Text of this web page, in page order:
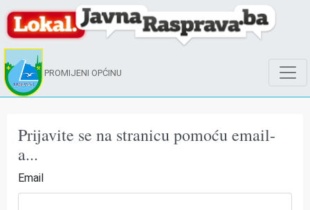
PROMIJENI OPĆINU
Prijavite se na stranicu pomoću email-
a...
Email